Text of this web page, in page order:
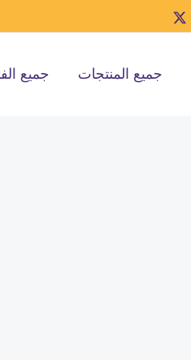
جميع المنتجات جميع